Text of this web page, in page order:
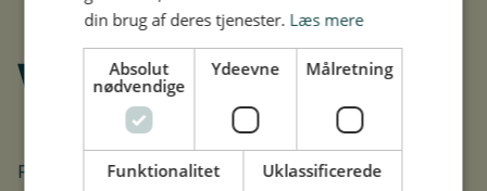
Fjernvarmens
din brug af deres tjenester. Læs mere
Absolut
nødvendige
Ydeevne Målretning
Funktionalitet Uklassificerede